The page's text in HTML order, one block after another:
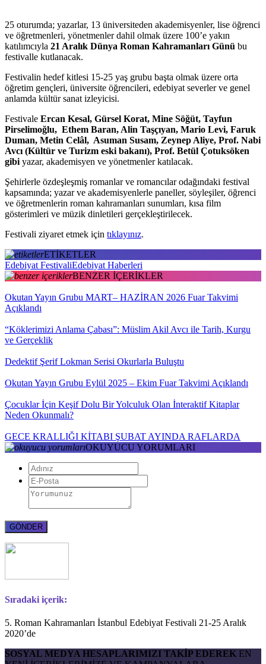
25 oturumda; yazarlar, 13 üniversiteden akademisyenler, lise öğrenci
ve öğretmenleri, yönetmenler dahil olmak üzere 100’e yakın
katılımcıyla 21 Aralık Dünya Roman Kahramanları Günü bu
festivalle kutlanacak.
Festivalin hedef kitlesi 15-25 yaş grubu başta olmak üzere orta
öğretim gençleri, üniversite öğrencileri, edebiyat severler ve genel
anlamda kültür sanat izleyicisi.
Festivale Ercan Kesal, Gürsel Korat, Mine Söğüt, Tayfun
Pirselimoğlu, Ethem Baran, Alin Taşçıyan, Mario Levi, Faruk
Duman, Metin Celâl, Asuman Susam, Zeynep Aliye, Prof. Nabi
Avcı (Kültür ve Turizm eski bakanı), Prof. Betül Çotuksöken
gibi yazar, akademisyen ve yönetmenler katılacak.
Şehirlerle özdeşleşmiş romanlar ve romancılar odağındaki festival
kapsamında; yazar ve akademisyenlerle paneller, söyleşiler, öğrenci
ve öğretmenlerin roman kahramanları sunumları, kısa film
gösterimleri ve müzik dinletileri gerçekleştirilecek.
Festivali ziyaret etmek için tıklayınız.
ETİKETLER
Edebiyat FestivaliEdebiyat Haberleri
BENZER İÇERİKLER
Okutan Yayın Grubu MART– HAZİRAN 2026 Fuar Takvimi
Açıklandı
“Köklerimizi Anlama Çabası”: Müslim Akil Avcı ile Tarih, Kurgu
ve Gerçeklik
Dedektif Şerif Lokman Serisi Okurlarla Buluştu
Okutan Yayın Grubu Eylül 2025 – Ekim Fuar Takvimi Açıklandı
Çocuklar İçin Keşif Dolu Bir Yolculuk Olan İnteraktif Kitaplar
Neden Okunmalı?
GECE KRALLIĞI KİTABI ŞUBAT AYINDA RAFLARDA
OKUYUCU YORUMLARI
Sıradaki içerik:
5. Roman Kahramanları İstanbul Edebiyat Festivali 21-25 Aralık
2020’de
SOSYAL MEDYA HESAPLARIMIZI TAKİP EDEREK EN